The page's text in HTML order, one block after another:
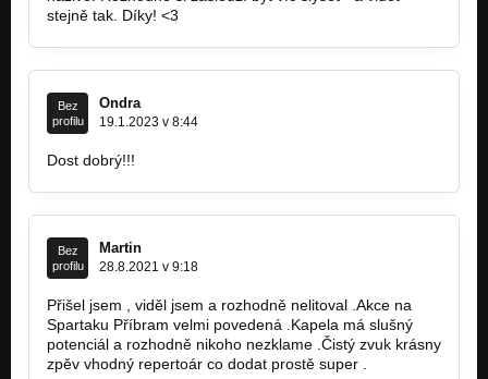
stejně tak. Díky! <3
Bez
profilu
Ondra
19.1.2023 v 8:44
Dost dobrý!!!
Bez
profilu
Martin
28.8.2021 v 9:18
Přišel jsem , viděl jsem a rozhodně nelitoval .Akce na
Spartaku Příbram velmi povedená .Kapela má slušný
potenciál a rozhodně nikoho nezklame .Čistý zvuk krásny
zpěv vhodný repertoár co dodat prostě super .